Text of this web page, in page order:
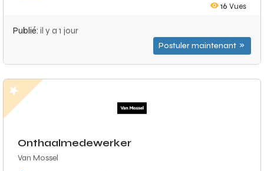
16 Vues
Publié: il y a 1 jour
Postuler maintenant
Onthaalmedewerker
Van Mossel